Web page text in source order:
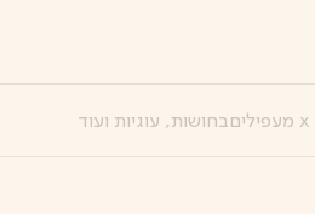
בחושות, עוגיות ועוד